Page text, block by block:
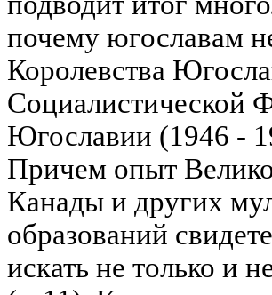
почему югославам
Королевства
Социалистической
Югославии (1946 -
Причем опыт
Канады и других
образований
искать не только и